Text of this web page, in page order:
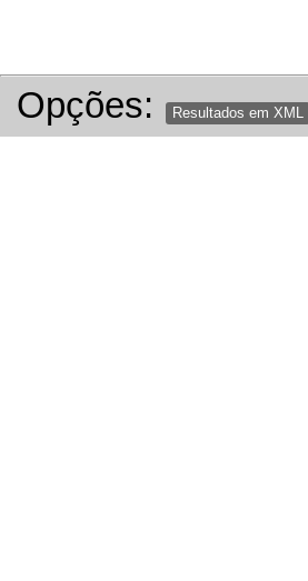
Opções: Resultados em XML